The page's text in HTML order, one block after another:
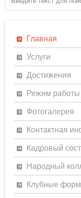
Главная
Услуги
Достижения
Режим работы
Фотогалерея
Контактная
Кадровый
Народный
Клубные